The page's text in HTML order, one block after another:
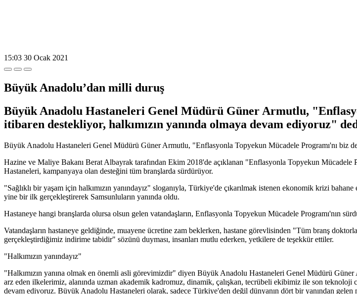
15:03 30 Ocak 2021
Büyük Anadolu’dan milli duruş
Büyük Anadolu Hastaneleri Genel Müdürü Güner Armutlu,
itibaren destekliyor, halkımızın yanında olmaya devam ediyoruz"
Büyük Anadolu Hastaneleri Genel Müdürü Güner Armutlu, "Enflasyonla Topyekun Mücadele Programı'nı biz
Hazine ve Maliye Bakanı Berat Albayrak tarafından Ekim 2018'de açıklanan "Enflasyonla Topyekun
Hastaneleri, kampanyaya olan desteğini tüm branşlarda sürdürüyor.
"Sağlıklı bir yaşam için halkımızın yanındayız" sloganıyla, Türkiye'de çıkarılmak istenen ekonomik krizi
yine bir ilk gerçekleştirerek Samsunluların yanında oldu.
Hastaneye hangi branşlarda olursa olsun gelen vatandaşların, Enflasyonla Topyekun Mücadele Programı'nın
Vatandaşların hastaneye geldiğinde, muayene ücretine zam beklerken, hastane görevlisinden "Tüm branş
gerçekleştirdiğimiz indirime tabidir" sözünü duyması, insanları mutlu ederken, yetkilere de teşekkür ettiler.
"Halkımızın yanındayız"
"Halkımızın yanına olmak en önemli asli görevimizdir" diyen Büyük Anadolu Hastaneleri Genel Müdürü
arz eden ilkelerimiz, alanında uzman akademik kadromuz, dinamik, çalışkan, tecrübeli ekibimiz ile son
devam ediyoruz. Büyük Anadolu Hastaneleri olarak, sadece Türkiye'den değil dünyanın dört bir yanından